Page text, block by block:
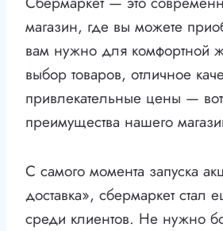
магазин, где вы можете
вам нужно для комфортной
выбор товаров, отличное
привлекательные цены —
преимущества нашего
С самого момента запуска
доставка», сбермаркет стал
среди клиентов. Не нужно